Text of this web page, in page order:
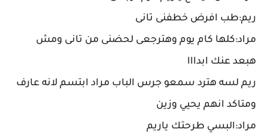
ريم:طب افرض خطفنى تانى
مراد:كلها كام يوم وهترجعى لحضنى من تانى ومش
هبعد عنك ابدااا
ريم لسه هترد سمعو جرس الباب مراد ابتسم لانه عارف
ومتاكد انهم يحيي وزين
مراد:البسي طرحتك ياريم